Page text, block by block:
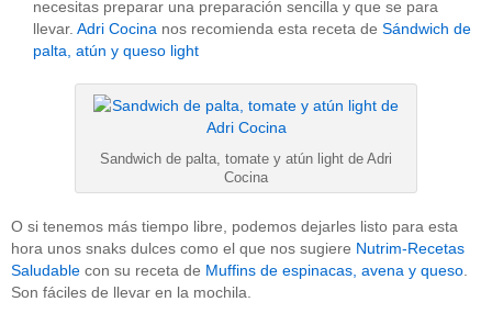
necesitas preparar una preparación sencilla y que se para
llevar. Adri Cocina nos recomienda esta receta de Sándwich de
palta, atún y queso light
Sandwich de palta, tomate y atún light de Adri
Cocina
O si tenemos más tiempo libre, podemos dejarles listo para esta
hora unos snaks dulces como el que nos sugiere Nutrim-Recetas
Saludable con su receta de Muffins de espinacas, avena y queso.
Son fáciles de llevar en la mochila.